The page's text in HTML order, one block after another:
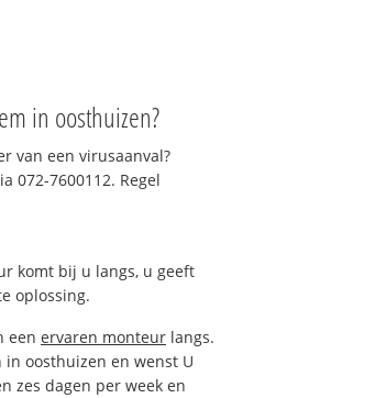
in oosthuizen?
van een virusaanval?
072-7600112. Regel
komt bij u langs, u geeft
oplossing.
een ervaren monteur langs.
oosthuizen en wenst U
zes dagen per week en